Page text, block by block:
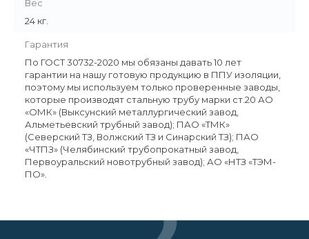
Вес
24 кг.
Гарантия
По ГОСТ 30732-2020 мы обязаны давать 10 лет
гарантии на нашу готовую продукцию в ППУ изоляции,
поэтому мы используем только проверенные заводы,
которые производят стальную трубу марки ст.20 АО
«ОМК» (Выксунский металлургический завод,
Альметьевский трубный завод); ПАО «ТМК»
(Северский ТЗ, Волжский ТЗ и Синарский ТЗ); ПАО
«ЧТПЗ» (Челябинский трубопрокатный завод,
Первоуральский новотрубный завод); АО «НТЗ «ТЭМ-
ПО».